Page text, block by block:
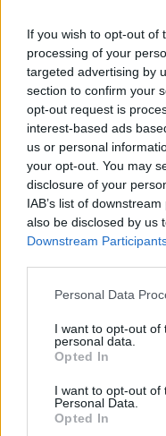
If you wish to opt-out of
processing of your
targeted advertising by
section to confirm your
opt-out request is
interest-based ads
us or personal
your opt-out. You may
disclosure of your
IAB’s list of
also be disclosed by us
Downstream
Please note that this
not limited to your visit
grant or deny consent
use your data for below
consent section.
Personal Data
I want to opt-out of
personal data.
Opted In
I want to opt-out of
Personal Data.
Opted In